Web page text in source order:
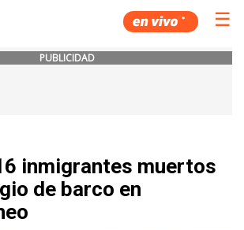
☰
PUBLICIDAD
inmigrantes muertos
de barco en